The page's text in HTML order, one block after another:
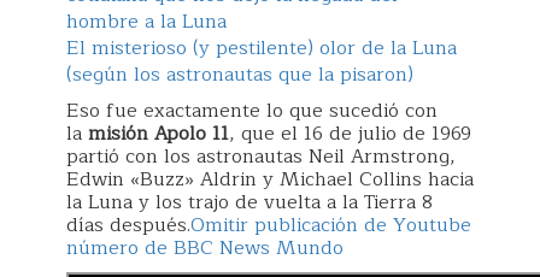
hombre a la Luna
El misterioso (y pestilente) olor de la Luna
(según los astronautas que la pisaron)
Eso fue exactamente lo que sucedió con
lamisión Apolo 11, que el 16 de julio de 1969
partió con los astronautas Neil Armstrong,
Edwin «Buzz» Aldrin y Michael Collins hacia
la Luna y los trajo de vuelta a la Tierra 8
días después.Omitir publicación de Youtube
número de BBC News Mundo